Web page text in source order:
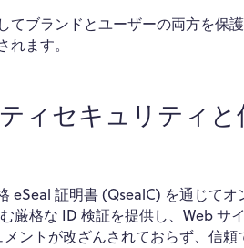
てブランドとユーザーの両方を保
ます。
ィセキュリティと
eSeal 証明書 (QsealC) を通じてオ
厳格な ID 検証を提供し、Web サ
ントが改ざんされておらず、信頼